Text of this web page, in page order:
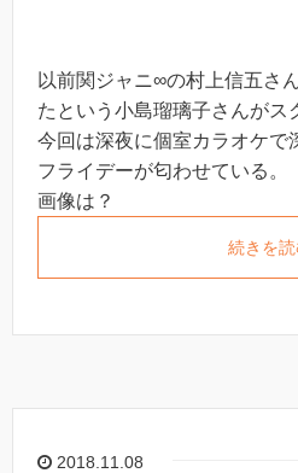
以前関ジャニ∞の村上信五さ
たという小島瑠璃子さんがス
今回は深夜に個室カラオケで
フライデーが匂わせている。
画像は？
続きを読
2018.11.08